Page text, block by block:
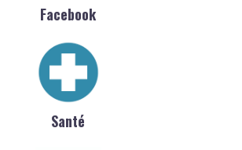
Facebook
Santé